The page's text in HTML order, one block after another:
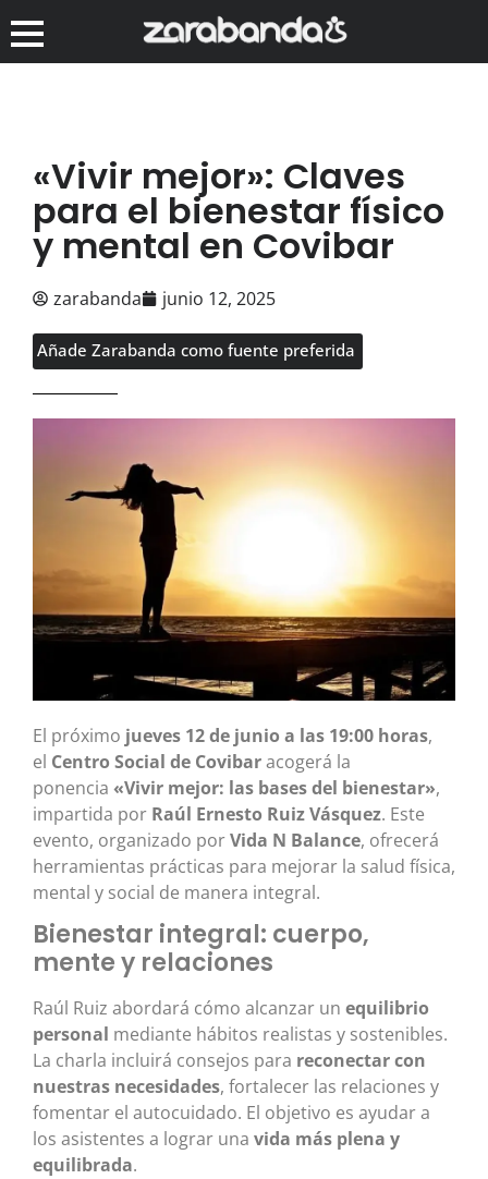
«Vivir mejor»: Claves
para el bienestar físico
y mental en Covibar
zarabanda junio 12, 2025
Añade Zarabanda como fuente preferida
El próximo jueves 12 de junio a las 19:00 horas,
el Centro Social de Covibaracogerá la
ponencia «Vivir mejor: las bases del bienestar»,
impartida por Raúl Ernesto Ruiz Vásquez. Este
evento, organizado porVida N Balance, ofrecerá
herramientas prácticas para mejorar la salud física,
mental y social de manera integral.
Bienestar integral: cuerpo,
mente y relaciones
Raúl Ruiz abordará cómo alcanzar un equilibrio
personal mediante hábitos realistas y sostenibles.
La charla incluirá consejos para reconectar con
nuestras necesidades, fortalecer las relaciones y
fomentar el autocuidado. El objetivo es ayudar a
los asistentes a lograr una vida más plena y
equilibrada.